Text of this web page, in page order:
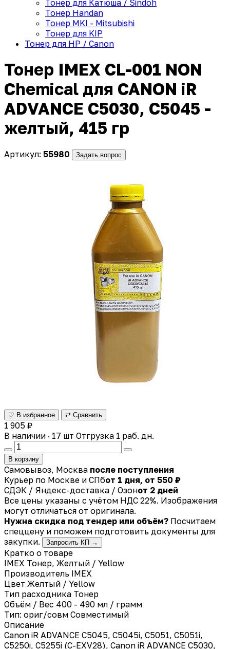
Тонер для Катюша / Sindoh
Тонер Handan
Тонер MKI - Mitsubishi
Тонер для KIP
Тонер для HP / Canon
Тонер IMEX CL-001 NON
Chemical для CANON iR
ADVANCE C5030, C5045 -
желтый, 415 гр
Артикул: 55980 Задать вопрос
♡ В избранное ⇄ Сравнить
1 905 ₽
В наличии · 17 шт Отгрузка 1 раб. дн.
В корзину
Самовывоз, Москва после поступления
Курьер по Москве и СПбот 1 дня, от 550 ₽
СДЭК / Яндекс-доставка / Озонот 2 дней
Все цены указаны с учётом НДС 22%. Изображения
могут отличаться от оригинала.
Нужна скидка под тендер или объём? Посчитаем
спеццену и поможем подготовить документы для
закупки.
Запросить КП →
Кратко о товаре
IMEX Тонер, Желтый / Yellow
Производитель IMEX
Цвет Желтый / Yellow
Тип расходника Тонер
Объём / Вес 400 - 490 мл / грамм
Тип: ориг/совм Совместимый
Описание
Canon iR ADVANCE C5045, C5045i, C5051, C5051i,
C5250i, C5255i (C-EXV28), Canon iR ADVANCE C5030,